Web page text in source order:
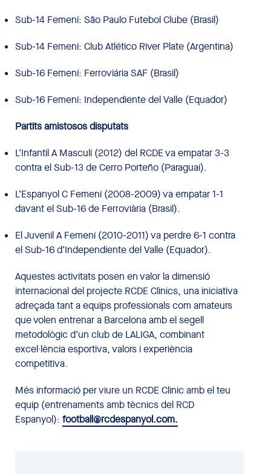
Sub-14 Femení: São Paulo Futebol Clube (Brasil)
Sub-14 Femení: Club Atlético River Plate (Argentina)
Sub-16 Femení: Ferroviária SAF (Brasil)
Sub-16 Femení: Independiente del Valle (Equador)
Partits amistosos disputats
L’Infantil A Masculí (2012) del RCDE va empatar 3-3
contra el Sub-13 de Cerro Porteño (Paraguai).
L’Espanyol C Femení (2008-2009) va empatar 1-1
davant el Sub-16 de Ferroviària (Brasil).
El Juvenil A Femení (2010-2011) va perdre 6-1 contra
el Sub-16 d’Independiente del Valle (Equador).
Aquestes activitats posen en valor la dimensió
internacional del projecte RCDE Clinics, una iniciativa
adreçada tant a equips professionals com amateurs
que volen entrenar a Barcelona amb el segell
metodològic d’un club de LALIGA, combinant
excel·lència esportiva, valors i experiència
competitiva.
Més informació per viure un RCDE Clinic amb el teu
equip (entrenaments amb tècnics del RCD
Espanyol): football@rcdespanyol.com.